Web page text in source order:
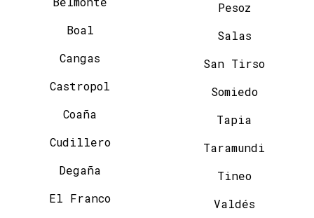
Boal
Cangas
Castropol
Coaña
Cudillero
Degaña
El Franco
Pesoz
Salas
San Tirso
Somiedo
Tapia
Taramundi
Tineo
Valdés